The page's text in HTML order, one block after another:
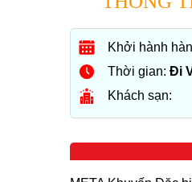
Khởi hành
Thời gian: Đi
Khách sạn: